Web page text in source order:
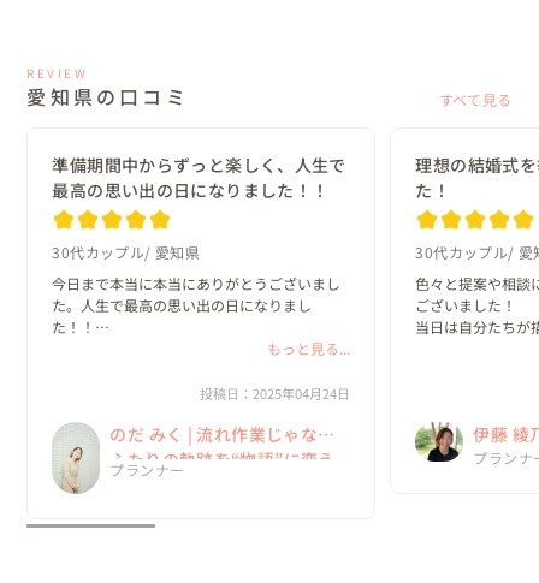
REVIEW
愛知県の口コミ すべて見る
準備期間中からずっと楽しく、人生で
最高の思い出の日になりました！！
30代カップル 愛知県
今日まで本当に本当にありがとうございまし
た。人生で最高の思い出の日になりまし
た！！
っとした気持ちから入ったけど、みくさんの
ちを聞いてこの人の元で絶対にあげたい！っ
て強...
もっと見る...
投稿日：2025年04月24日
のだ みく | 流れ作業じゃない
ふたりの軌跡を“物語”に変え
る一日を
プランナー
理想の結婚式
た！
30代カップル 愛
色々と提案や相談
ございました！
当日は自分たちが
くださり、本当
婚式の...
伊藤 綾
No.1！
プランナ